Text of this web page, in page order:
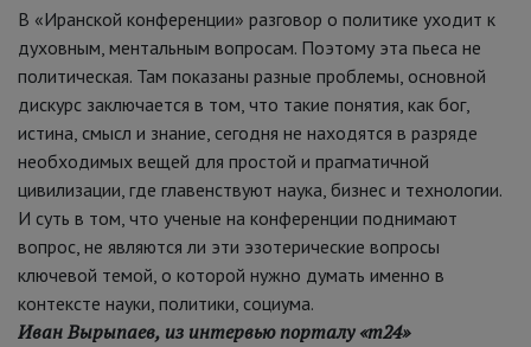
В «Иранской конференции» разговор о политике уходит к
духовным, ментальным вопросам. Поэтому эта пьеса не
политическая. Там показаны разные проблемы, основной
дискурс заключается в том, что такие понятия, как бог,
истина, смысл и знание, сегодня не находятся в разряде
необходимых вещей для простой и прагматичной
цивилизации, где главенствуют наука, бизнес и технологии.
И суть в том, что ученые на конференции поднимают
вопрос, не являются ли эти эзотерические вопросы
ключевой темой, о которой нужно думать именно в
контексте науки, политики, социума.
Иван Вырыпаев, из интервью порталу «m24»